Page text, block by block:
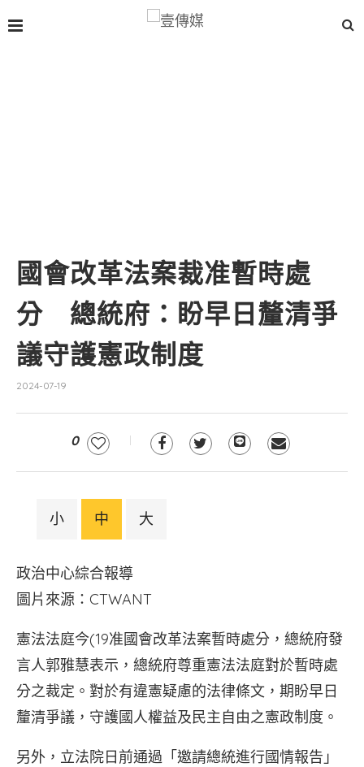
國會改革法案裁准暫時處
分 總統府：盼早日釐清爭
議守護憲政制度
2024-07-19
0
小 中 大
政治中心綜合報導
圖片來源：CTWANT
憲法法庭今(19准國會改革法案暫時處分，總統府發
言人郭雅慧表示，總統府尊重憲法法庭對於暫時處
分之裁定。對於有違憲疑慮的法律條文，期盼早日
釐清爭議，守護國人權益及民主自由之憲政制度。
另外，立法院日前通過「邀請總統進行國情報告」